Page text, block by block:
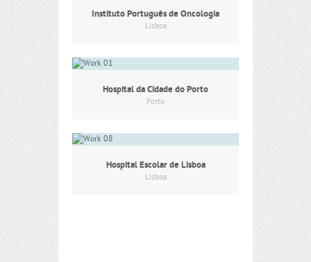
Instituto Português de Oncologia
Lisboa
Hospital da Cidade do Porto
Porto
Hospital Escolar de Lisboa
Lisboa